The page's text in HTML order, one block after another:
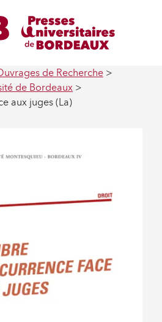
de Recherche
de Bordeaux
aux juges (La)